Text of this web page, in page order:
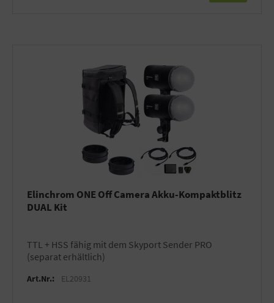
Elinchrom ONE Off Camera Akku-Kompaktblitz
DUAL Kit
TTL + HSS fähig mit dem Skyport Sender PRO
(separat erhältlich)
Art.Nr.: EL20931